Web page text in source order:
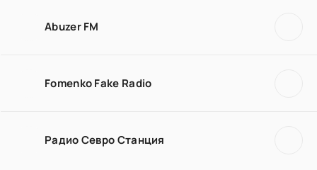
Abuzer FM
Fomenko Fake Radio
Радио Севро Станция